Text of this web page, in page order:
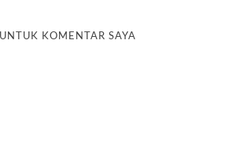
KOMENTAR SAYA